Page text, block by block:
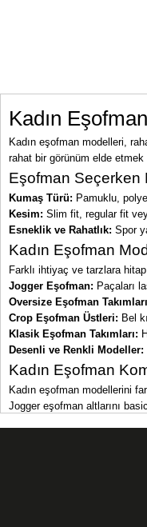
Kadın
Kadın eşofman modelleri,
rahat bir görünüm elde
Eşofman Seçerken
Kumaş Türü: Pamuklu,
Kesim: Slim fit, regular fit
Esneklik ve Rahatlık: Spor
Kadın Eşofman
Farklı ihtiyaç ve tarzlara
Jogger Eşofman: Paçaları
Oversize Eşofman
Crop Eşofman Üstleri: Bel
Klasik Eşofman Takımları:
Desenli ve Renkli Modeller:
Kadın Eşofman
Kadın eşofman modellerini
Jogger eşofman altlarını
Kadın eşofman fiyatları;